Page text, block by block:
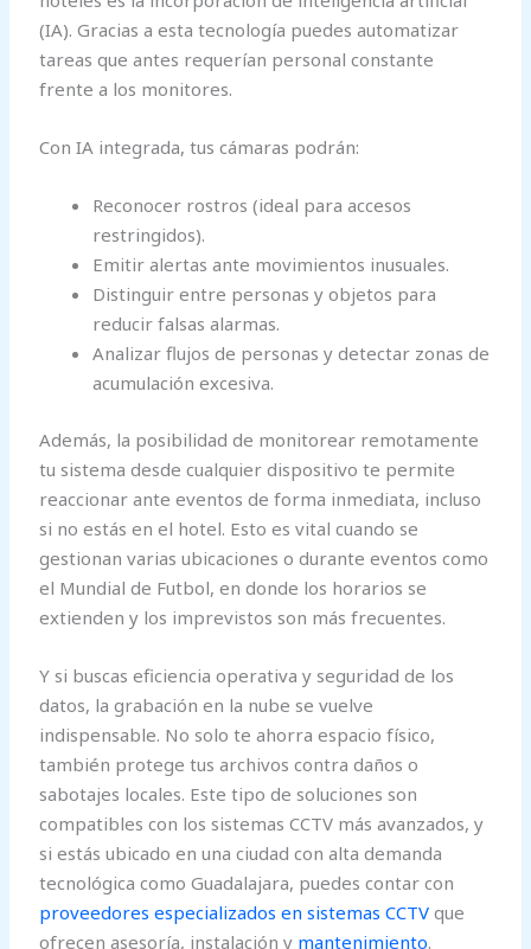
(IA). Gracias a esta tecnología puedes automatizar
tareas que antes requerían personal constante
frente a los monitores.
Con IA integrada, tus cámaras podrán:
Reconocer rostros (ideal para accesos
restringidos).
Emitir alertas ante movimientos inusuales.
Distinguir entre personas y objetos para
reducir falsas alarmas.
Analizar flujos de personas y detectar zonas de
acumulación excesiva.
Además, la posibilidad de monitorear remotamente
tu sistema desde cualquier dispositivo te permite
reaccionar ante eventos de forma inmediata, incluso
si no estás en el hotel. Esto es vital cuando se
gestionan varias ubicaciones o durante eventos como
el Mundial de Futbol, en donde los horarios se
extienden y los imprevistos son más frecuentes.
Y si buscas eficiencia operativa y seguridad de los
datos, la grabación en la nube se vuelve
indispensable. No solo te ahorra espacio físico,
también protege tus archivos contra daños o
sabotajes locales. Este tipo de soluciones son
compatibles con los sistemas CCTV más avanzados, y
si estás ubicado en una ciudad con alta demanda
tecnológica como Guadalajara, puedes contar con
proveedores especializados en sistemas CCTV que
ofrecen asesoría, instalación y mantenimiento.